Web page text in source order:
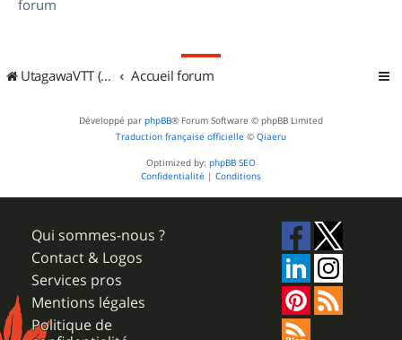
forum
UtagawaVTT (Randos VTT et VTTAE avec traces GPS) Accueil forum
Développé par phpBB® Forum Software © phpBB Limited
Traduction française officielle © Qiaeru
Optimized by: phpBB SEO
Confidentialité | Conditions
Qui sommes-nous ?
Contact & Logos
Services pros
Mentions légales
Politique de